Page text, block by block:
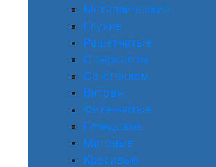
Металлические
Глухие
Решетчатые
С зеркалом
Со стеклом
Витраж
Филенчатые
Глянцевые
Матовые
Красивые